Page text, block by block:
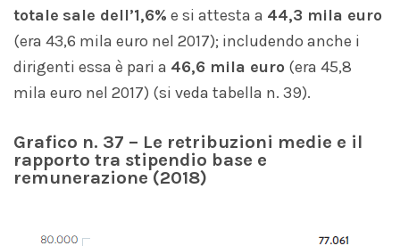
totale sale dell’1,6% e si attesta a 44,3 mila euro
(era 43,6 mila euro nel 2017); includendo anche i
dirigenti essa è pari a 46,6 mila euro (era 45,8
mila euro nel 2017) (si veda tabella n. 39).
Grafico n. 37 – Le retribuzioni medie e il
rapporto tra stipendio base e
remunerazione (2018)